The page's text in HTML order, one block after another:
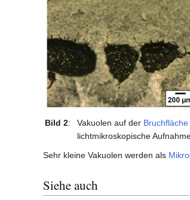
Bild 2: Vakuolen auf der Bruchfläche
lichtmikroskopische
Sehr kleine Vakuolen werden als
Siehe auch